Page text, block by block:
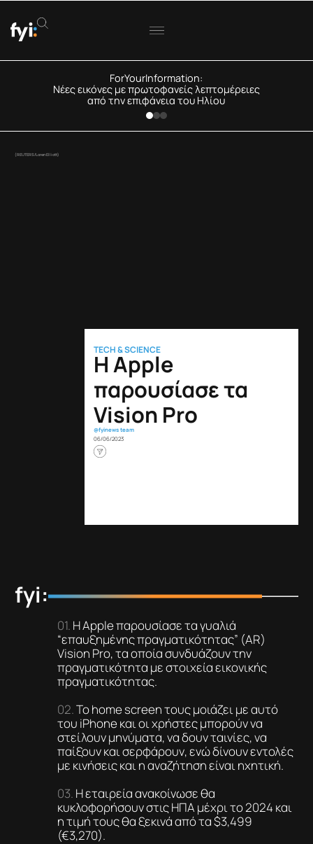
ForYourInformation:
Νέες εικόνες με πρωτοφανείς λεπτομέρειες
από την επιφάνεια του Ηλίου
(REUTERS/Loren Elliott)
TECH & SCIENCE
Η Apple
παρουσίασε τα
Vision Pro
@fyinews team
06/06/2023
fyi:
Η Apple παρουσίασε τα γυαλιά
“επαυξημένης πραγματικότητας” (ΑR)
Vision Pro, τα οποία συνδυάζουν την
πραγματικότητα με στοιχεία εικονικής
πραγματικότητας.
To home screen τους μοιάζει με αυτό
του iPhone και οι χρήστες μπορούν να
στείλουν μηνύματα, να δουν ταινίες, να
παίξουν και σερφάρουν, ενώ δίνουν εντολές
με κινήσεις και η αναζήτηση είναι ηχητική.
Η εταιρεία ανακοίνωσε θα
κυκλοφορήσουν στις ΗΠΑ μέχρι το 2024 και
η τιμή τους θα ξεκινά από τα $3,499
(€3,270).